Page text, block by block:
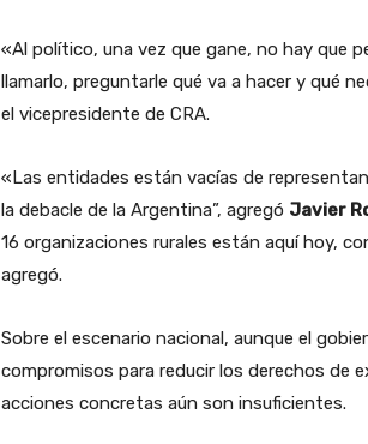
«Al político, una vez que gane, no hay que
llamarlo, preguntarle qué va a hacer y qué
el vicepresidente de CRA.
«Las entidades están vacías de
la debacle de la Argentina”, agregó Javier
16 organizaciones rurales están aquí hoy,
agregó.
Sobre el escenario nacional, aunque el
compromisos para reducir los derechos de
acciones concretas aún son insuficientes.